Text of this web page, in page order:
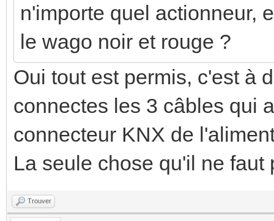
n'importe quel actionneur,
le wago noir et rouge ?
Oui tout est permis, c'est à
connectes les 3 câbles qui
connecteur KNX de
La seule chose qu'il ne
Trouver